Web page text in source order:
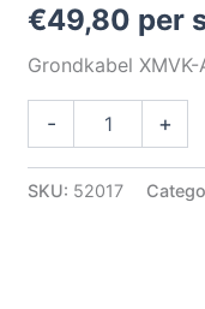
€49,80 per
Grondkabel
-
2.5
-
10
aantal
+
SKU: 52017